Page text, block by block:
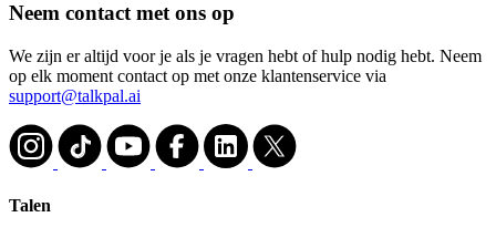
Neem contact met ons op
We zijn er altijd voor je als je vragen hebt of hulp nodig hebt. Neem
op elk moment contact op met onze klantenservice via
support@talkpal.ai
Talen